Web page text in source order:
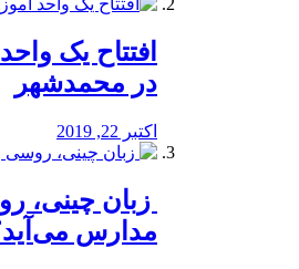
افتتاح یک
در محمدشهر
اکتبر 22, 2019
زبان چینی،
مدارس